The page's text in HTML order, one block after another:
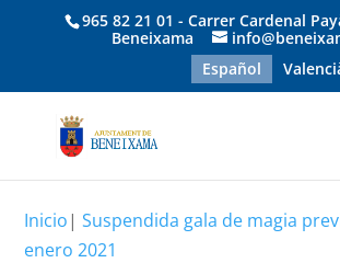
965 82 21 01 - Carrer Cardenal
Beneixama
Español
Inicio|Suspendida gala de magia
enero 2021